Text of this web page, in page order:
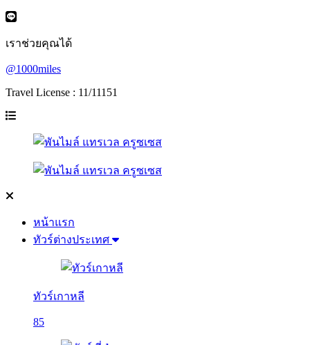
เราช่วยคุณได้
@1000miles
Travel License : 11/11151
หน้าแรก
ทัวร์ต่างประเทศ
ทัวร์เกาหลี
85